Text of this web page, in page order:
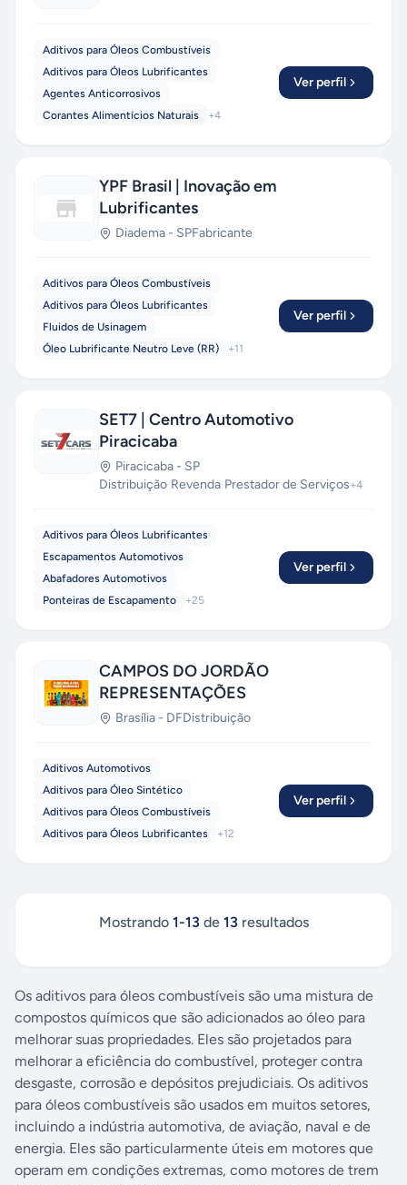
Aditivos para Óleos Combustíveis
Aditivos para Óleos Lubrificantes
Agentes Anticorrosivos
Corantes Alimentícios Naturais
+4
Ver perfil
YPF Brasil | Inovação em
Lubrificantes
Diadema - SPFabricante
Aditivos para Óleos Combustíveis
Aditivos para Óleos Lubrificantes
Fluidos de Usinagem
Óleo Lubrificante Neutro Leve (RR)
+11
Ver perfil
SET7 | Centro Automotivo
Piracicaba
Piracicaba - SP
Distribuição·Revenda·Prestador de Serviços+4
Aditivos para Óleos Lubrificantes
Escapamentos Automotivos
Abafadores Automotivos
Ponteiras de Escapamento
+25
Ver perfil
CAMPOS DO JORDÃO
REPRESENTAÇÕES
Brasília - DFDistribuição
Aditivos Automotivos
Aditivos para Óleo Sintético
Aditivos para Óleos Combustíveis
Aditivos para Óleos Lubrificantes
+12
Ver perfil
Mostrando 1-13 de 13 resultados
Os aditivos para óleos combustíveis são uma mistura de
compostos químicos que são adicionados ao óleo para
melhorar suas propriedades. Eles são projetados para
melhorar a eficiência do combustível, proteger contra
desgaste, corrosão e depósitos prejudiciais. Os aditivos
para óleos combustíveis são usados em muitos setores,
incluindo a indústria automotiva, de aviação, naval e de
energia. Eles são particularmente úteis em motores que
operam em condições extremas, como motores de trem